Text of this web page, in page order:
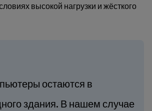
высокой нагрузки и жёсткого
остаются в
здания. В нашем случае